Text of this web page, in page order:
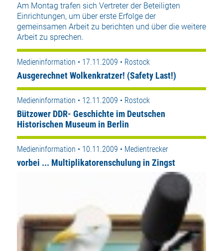
Am Montag trafen sich Vertreter der Beteiligten
Einrichtungen, um über erste Erfolge der
gemeinsamen Arbeit zu berichten und über die weitere
Arbeit zu sprechen.
Medieninformation • 17.11.2009 • Rostock
Ausgerechnet Wolkenkratzer! (Safety Last!)
Medieninformation • 12.11.2009 • Rostock
Bützower DDR- Geschichte im Deutschen
Historischen Museum in Berlin
Medieninformation • 10.11.2009 • Medientrecker
vorbei ... Multiplikatorenschulung in Zingst